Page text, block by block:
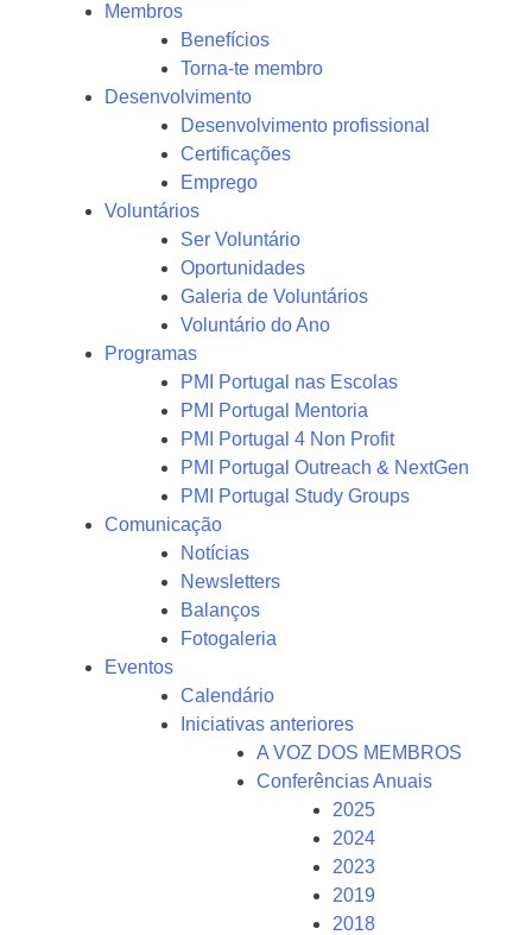
Membros
Benefícios
Torna-te membro
Desenvolvimento
Desenvolvimento profissional
Certificações
Emprego
Voluntários
Ser Voluntário
Oportunidades
Galeria de Voluntários
Voluntário do Ano
Programas
PMI Portugal nas Escolas
PMI Portugal Mentoria
PMI Portugal 4 Non Profit
PMI Portugal Outreach & NextGen
PMI Portugal Study Groups
Comunicação
Notícias
Newsletters
Balanços
Fotogaleria
Eventos
Calendário
Iniciativas anteriores
A VOZ DOS MEMBROS
Conferências Anuais
2025
2024
2023
2019
2018